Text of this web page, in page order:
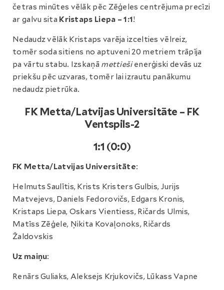
četras minūtes vēlāk pēc Zēģeles centrējuma precīzi
ar galvu sita Kristaps Liepa – 1:1!
Nedaudz vēlāk Kristaps varēja izcelties vēlreiz,
tomēr soda sitiens no aptuveni 20 metriem trāpīja
pa vārtu stabu. Izskaņā mettiešienerģiski devās uz
priekšu pēc uzvaras, tomēr lai izrautu panākumu
nedaudz pietrūka.
FK Metta/Latvijas Universitāte – FK
Ventspils-2
1:1 (0:0)
FK Metta/Latvijas Universitāte:
Helmuts Saulītis, Krists Kristers Gulbis, Jurijs
Matvejevs, Daniels Fedorovičs, Edgars Kronis,
Kristaps Liepa, Oskars Vientiess, Ričards Ulmis,
Matīss Zēģele, Ņikita Kovaļonoks, Ričards
Žaldovskis
Uz maiņu:
Renārs Guliaks, Aleksejs Krjukovičs, Lūkass Vapne